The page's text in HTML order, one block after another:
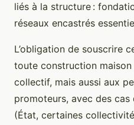
liés à la structure :
réseaux encastrés
L’obligation de souscrire
toute construction
collectif, mais aussi aux
promoteurs, avec des cas
(État, certaines